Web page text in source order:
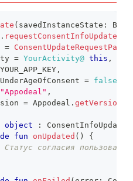
( savedInstanceState :
. requestConsentInfoUpdate
=
= YourActivity@ this ,
YOUR_APP_KEY ,
= false
"Appodeal" ,
= Appodeal . getVersion
object :
fun onUpdated ( )
{
согласия